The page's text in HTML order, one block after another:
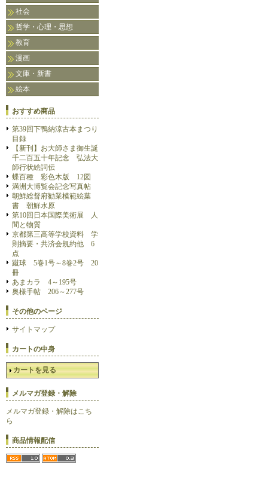
社会
哲学・心理・思想
教育
漫画
文庫・新書
絵本
おすすめ商品
第39回下鴨納涼古本まつり
目録
【新刊】お大師さま御生誕
千二百五十年記念 弘法大
師行状絵詞伝
蝶百種 彩色木版 12図
満洲大博覧会記念写真帖
朝鮮総督府勧業模範絵葉
書 朝鮮水原
第10回日本国際美術展 人
間と物質
京都第三高等学校資料 学
則摘要・共済会規約他 6
点
蹴球 5巻1号～8巻2号 20
冊
あまカラ 4～195号
奥様手帖 206～277号
その他のページ
サイトマップ
カートの中身
カートを見る
メルマガ登録・解除
メルマガ登録・解除はこち
ら
商品情報配信